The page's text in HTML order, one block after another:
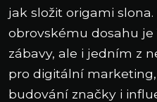
jak složit origami
obrovskému dosahu
zábavy, ale i jedním z
pro digitální
budování značky i